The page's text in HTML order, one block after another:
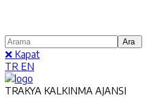
❌ Kapat
TR EN
TRAKYA KALKINMA AJANSI